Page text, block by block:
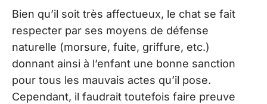
Bien qu’il soit très affectueux, le chat se fait
respecter par ses moyens de défense
naturelle (morsure, fuite, griffure, etc.)
donnant ainsi à l’enfant une bonne sanction
pour tous les mauvais actes qu’il pose.
Cependant, il faudrait toutefois faire preuve